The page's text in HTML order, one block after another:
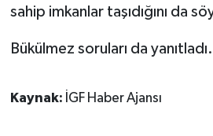
sahip imkanlar taşıdığını da
Bükülmez soruları da yanıtladı.
Kaynak: İGF Haber Ajansı